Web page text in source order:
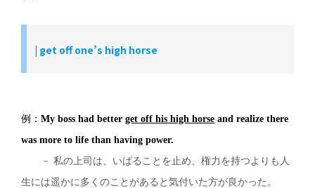
| get off one’s high horse
例：My boss had betterget off his high horse and realize there
was more to life than having power.
－ 私の上司は、いばることを止め、権力を持つよりも人
生には遥かに多くのことがあると気付いた方が良かった。